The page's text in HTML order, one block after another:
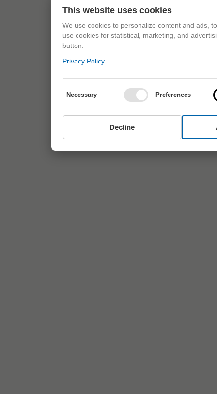
This website uses cookies
We use cookies to personalize content and ads,
use cookies for statistical, marketing, and
button.
Privacy Policy
Necessary Preferences
Decline